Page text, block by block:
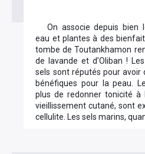
On associe depuis bien
eau et plantes à des
tombe de Toutankhamon
de lavande et d’Oliban !
sels sont réputés pour avoir
bénéfiques pour la peau.
plus de redonner tonicité
vieillissement cutané, sont
cellulite. Les sels marins,